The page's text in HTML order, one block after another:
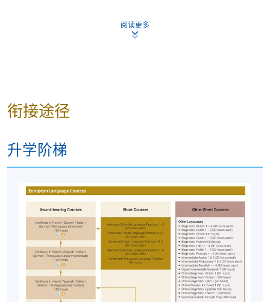
邮件，其中包含安排细节和重要事项
若个别参与者缺席，本院将不提供补课或其他安
报名代码
2450-1921NW
开课日期
2026年10月16日 (星期五)
时间
6:45pm - 9:45pm
地点
HKU SPACE Po Leung Kuk Stanley Ho
Community College (HPSHCC) Campus, 66
Leighton Road, Causeway Bay, Hong Kong.
现时接受报名
阅读更多
衔接途径
升学阶梯